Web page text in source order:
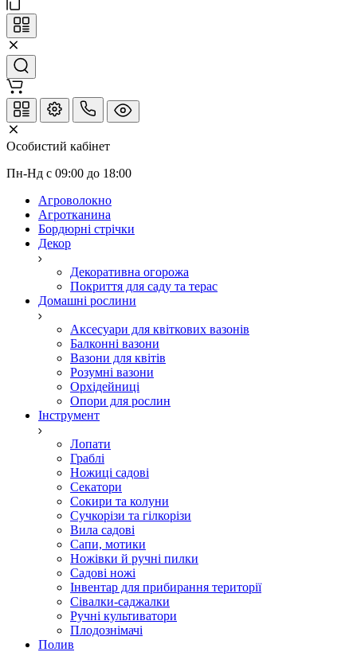
Особистий кабінет
Пн-Нд с 09:00 до 18:00
Агроволокно
Агротканина
Бордюрні стрічки
Декор
Декоративна огорожа
Покриття для саду та терас
Домашні рослини
Аксесуари для квіткових вазонів
Балконні вазони
Вазони для квітів
Розумні вазони
Орхідейниці
Опори для рослин
Інструмент
Лопати
Граблі
Ножиці садові
Секатори
Сокири та колуни
Сучкорізи та гілкорізи
Вила садові
Сапи, мотики
Ножівки й ручні пилки
Садові ножі
Інвентар для прибирання території
Сівалки-саджалки
Ручні культиватори
Плодознімачі
Полив